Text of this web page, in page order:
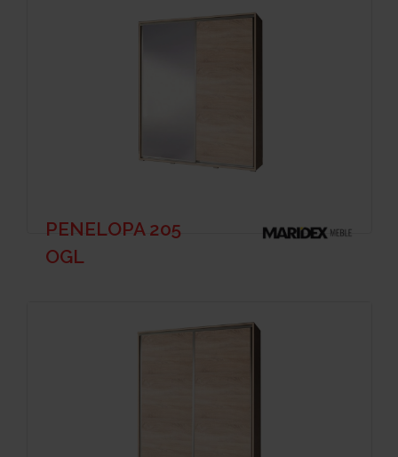
PENELOPA 205
OGL